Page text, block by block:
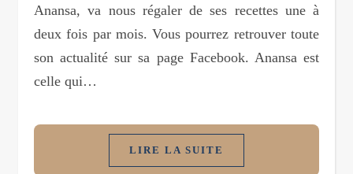
Anansa, va nous régaler de ses recettes une à
deux fois par mois. Vous pourrez retrouver toute
son actualité sur sa page Facebook. Anansa est
celle qui…
LIRE LA SUITE